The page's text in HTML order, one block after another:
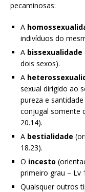
pecaminosas:
A
indivíduos do
A bissexualidade
dois sexos).
A
sexual dirigido ao
pureza e
conjugal somente
20.14).
A bestialidade
18.23).
O incesto
primeiro grau – Lv
Quaisquer outros